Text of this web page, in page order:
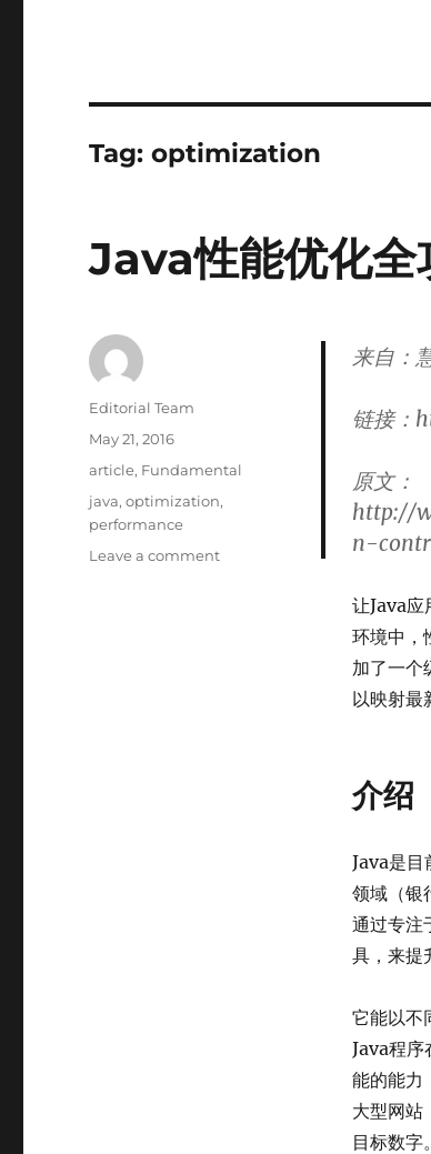
Tag:optimization
Java性能优化全
来自：
链接：
原文：
http://
n-
让Java应
环境中，
加了一
以映射最
介绍
Java是目
领域（银
通过专注
具，来提
它能以不
Java程序
能的能力
大型网站
目标数字
Author
Editorial Team
Posted
May 21, 2016
Categories
article, Fundamental
Tags
java,optimization,
performance
Leave a commenton